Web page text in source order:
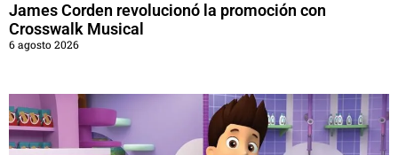
James Corden revolucionó la promoción con
Crosswalk Musical
6 agosto 2026